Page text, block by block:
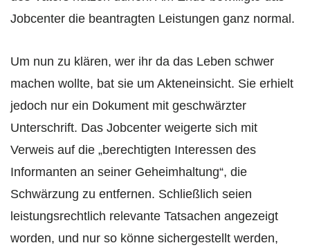
Jobcenter die beantragten Leistungen ganz normal.
Um nun zu klären, wer ihr da das Leben schwer
machen wollte, bat sie um Akteneinsicht. Sie erhielt
jedoch nur ein Dokument mit geschwärzter
Unterschrift. Das Jobcenter weigerte sich mit
Verweis auf die „berechtigten Interessen des
Informanten an seiner Geheimhaltung“, die
Schwärzung zu entfernen. Schließlich seien
leistungsrechtlich relevante Tatsachen angezeigt
worden, und nur so könne sichergestellt werden,